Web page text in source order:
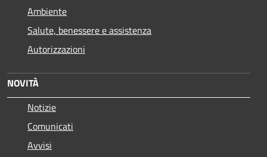
Ambiente
Salute, benessere e assistenza
Autorizzazioni
NOVITÀ
Notizie
Comunicati
Avvisi